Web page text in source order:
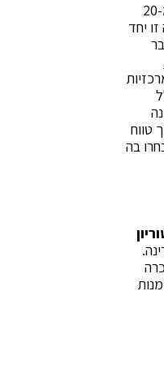
: "בנייני האומה חברים בארגון ICCA זה למעלה מ-20
יחד
טווח
בה